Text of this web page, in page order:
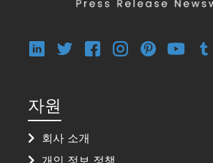
자원
회사 소개
개인 정보 정책